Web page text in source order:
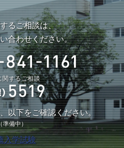
るご相談は、
合わせください。
関するご相談
以下をご確認ください。
準備中）
入学試験